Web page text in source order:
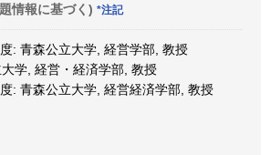
情報に基づく) *注記
: 青森公立大学, 経営学部, 教授
学, 経営・経済学部, 教授
: 青森公立大学, 経営経済学部, 教授